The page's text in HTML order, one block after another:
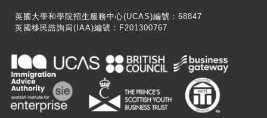
英國大學和學院招生服務中心(UCAS)編號：68847
英國移民諮詢局(IAA)編號：F201300767